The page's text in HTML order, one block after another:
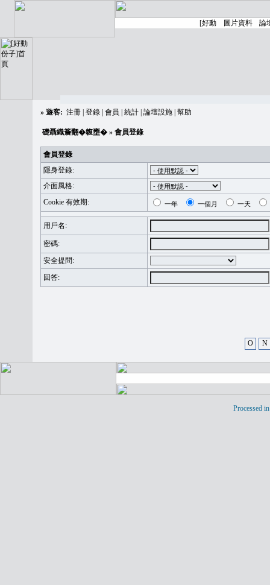
» 遊客: 注冊 登錄 會員 統計 論壇設施 幫助
礎聶織簷翻�䪖壅� » 會員登錄
會員登錄
隱身登錄:
介面風格:
Cookie 有效期:
一年 一個月 一天
用戶名:
密碼:
安全提問:
回答:
O N
Processed